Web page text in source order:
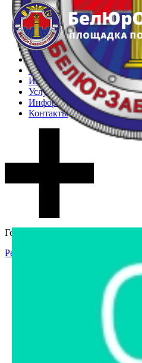
Главная
Арестованное имущество
Реестр несостоявшихся
Реестр переоценок
Частное имущество
Государственное
Интернет-магазин
Интернет-витрина
Услуги
Информация
Контакты
Гостевой доступ
Регистрация
Интернет-магазин
Интернет-витрина